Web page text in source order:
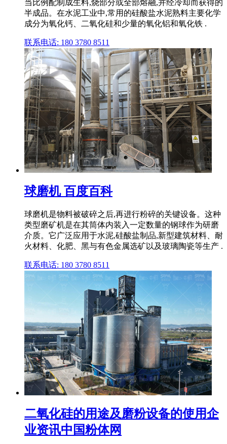
当比例配制成生料,烧部分或全部熔融,并经冷却而获得的
半成品。在水泥工业中,常用的硅酸盐水泥熟料主要化学
成分为氧化钙、二氧化硅和少量的氧化铝和氧化铁 .
联系电话: 180 3780 8511
球磨机 百度百科
球磨机是物料被破碎之后,再进行粉碎的关键设备。这种
类型磨矿机是在其筒体内装入一定数量的钢球作为研磨
介质。它广泛应用于水泥,硅酸盐制品,新型建筑材料、耐
火材料、化肥、黑与有色金属选矿以及玻璃陶瓷等生产 .
联系电话: 180 3780 8511
二氧化硅的用途及磨粉设备的使用企
业资讯中国粉体网